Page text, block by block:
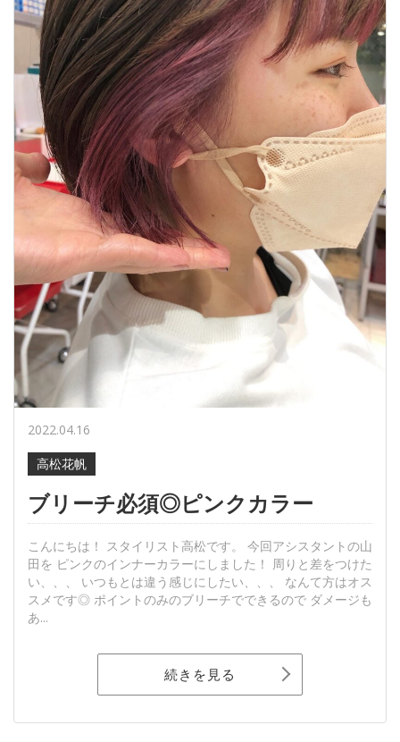
2022.04.16
高松花帆
ブリーチ必須◎ピンクカラー
こんにちは！ スタイリスト高松です。 今回アシスタントの山
田を ピンクのインナーカラーにしました！ 周りと差をつけた
い、、、 いつもとは違う感じにしたい、、、 なんて方はオス
スメです◎ ポイントのみのブリーチでできるので ダメージも
あ...
続きを見る